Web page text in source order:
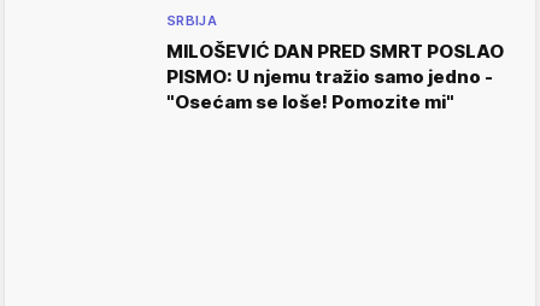
SRBIJA
MILOŠEVIĆ DAN PRED SMRT POSLAO
PISMO: U njemu tražio samo jedno -
"Osećam se loše! Pomozite mi"